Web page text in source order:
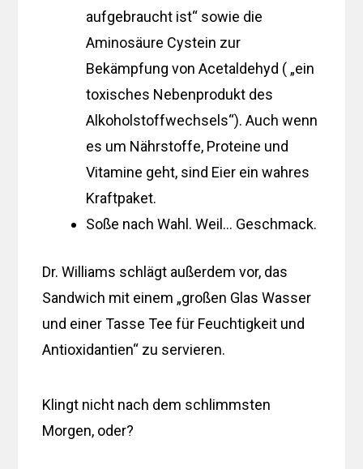
aufgebraucht ist“ sowie die
Aminosäure Cystein zur
Bekämpfung von Acetaldehyd ( „ein
toxisches Nebenprodukt des
Alkoholstoffwechsels“). Auch wenn
es um Nährstoffe, Proteine ​​und
Vitamine geht, sind Eier ein wahres
Kraftpaket.
Soße nach Wahl. Weil… Geschmack.
Dr. Williams schlägt außerdem vor, das
Sandwich mit einem „großen Glas Wasser
und einer Tasse Tee für Feuchtigkeit und
Antioxidantien“ zu servieren.
Klingt nicht nach dem schlimmsten
Morgen, oder?